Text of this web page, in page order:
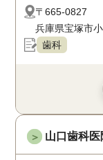
〒665-0827
兵庫県宝塚市
歯科
＞ 山口歯科医